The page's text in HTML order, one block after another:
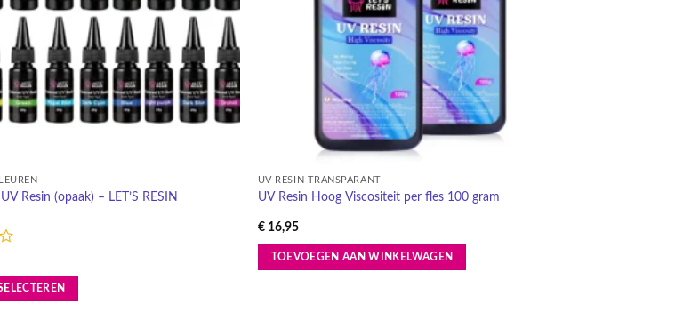
Resin (opaak) – LET’S RESIN
UV RESIN TRANSPARANT
UV Resin Hoog Viscositeit per fles 100 gram
€16,95
TOEVOEGEN AAN WINKELWAGEN